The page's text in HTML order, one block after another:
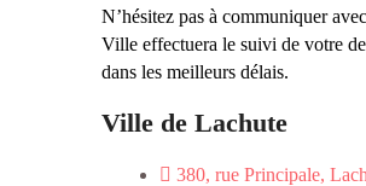
N’hésitez pas à communiquer
Ville effectuera le suivi de votre
dans les meilleurs délais.
Ville de Lachute
380, rue Principale,